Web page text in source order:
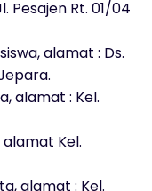
Pesajen Rt. 01/04
alamat : Ds.
alamat : Kel.
alamat Kel.
alamat : Kel.